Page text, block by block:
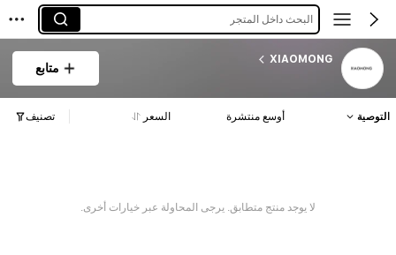
البحث داخل المتجر
XIAOMONG
متابع
التوصية أوسع منتشرة السعر تصنيف
لا يوجد منتج متطابق. يرجى المحاولة عبر خيارات أخرى.